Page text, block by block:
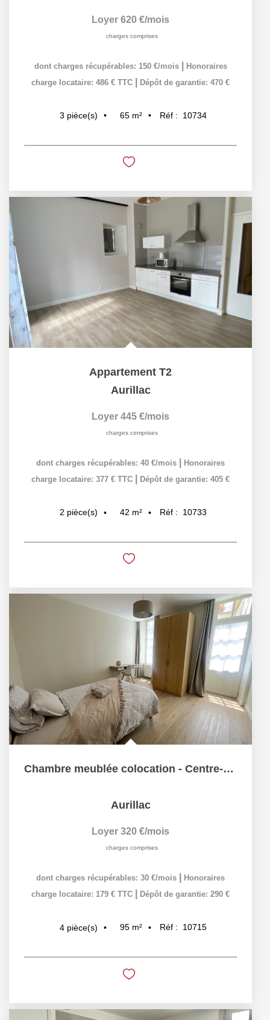
Loyer 620 €/mois
charges comprises
dont charges récupérables: 150 €/mois
Honoraires
charge locataire: 486 € TTC
Dépôt de garantie: 470 €
3 pièce(s) 65 m² Réf : 10734
Appartement T2
Aurillac
Loyer 445 €/mois
charges comprises
dont charges récupérables: 40 €/mois
Honoraires
charge locataire: 377 € TTC
Dépôt de garantie: 405 €
2 pièce(s) 42 m² Réf : 10733
Chambre meublée colocation - Centre-ville
Aurillac
Loyer 320 €/mois
charges comprises
dont charges récupérables: 30 €/mois
Honoraires
charge locataire: 179 € TTC
Dépôt de garantie: 290 €
4 pièce(s) 95 m² Réf : 10715